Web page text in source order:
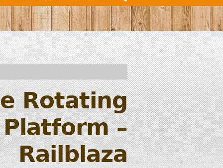
Rotating
Platform –
Railblaza